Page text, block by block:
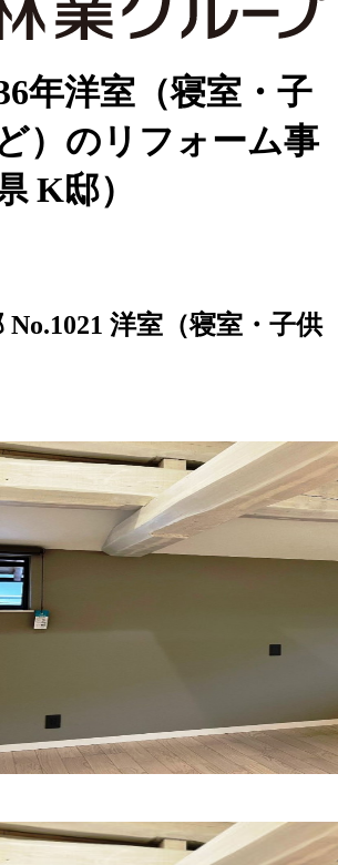
年洋室（寝室・子
）のリフォーム事
K邸）
洋室（寝室・子供